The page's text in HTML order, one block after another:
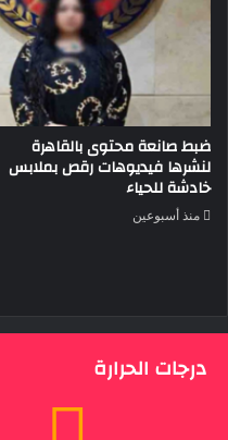
ضبط صانعة محتوى بالقاهرة
لنشرها فيديوهات رقص بملابس
خادشة للحياء
منذ أسبوعين
درجات الحرارة